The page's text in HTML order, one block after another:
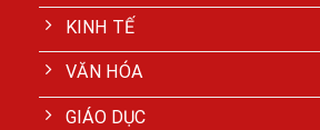
KINH TẾ
VĂN HÓA
GIÁO DỤC